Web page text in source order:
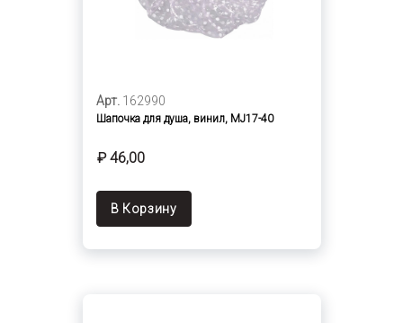
Арт. 162990
Шапочка для душа, винил, MJ17-40
₽ 46,00
В Корзину